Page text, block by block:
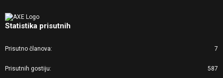
Statistika prisutnih
Prisutno članova 7
Prisutnih gostiju 587